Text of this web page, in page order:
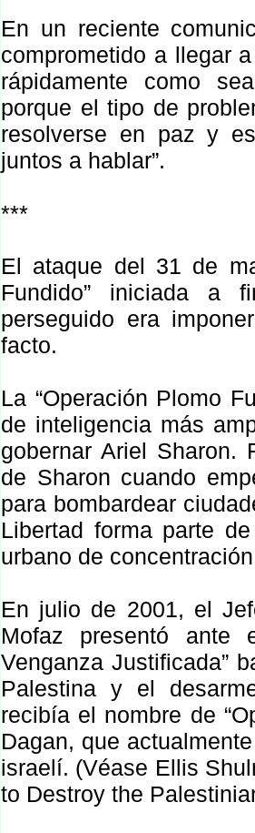
En un reciente
comprometido a llegar
rápidamente como
porque el tipo de
resolverse en paz y
juntos a hablar”.
***
El ataque del 31 de
Fundido” iniciada a
perseguido era
facto.
La “Operación Plomo
de inteligencia más
gobernar Ariel Sharon.
de Sharon cuando
para bombardear
Libertad forma parte
urbano de
En julio de 2001, el
Mofaz presentó ante
Venganza Justificada”
Palestina y el
recibía el nombre de
Dagan, que
israelí. (Véase Ellis
to Destroy the